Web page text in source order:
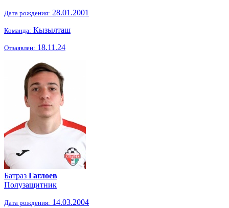
Дата рождения: 28.01.2001
Команда: Кызылташ
Отзаявлен: 18.11.24
Батраз Гаглоев
Полузащитник
Дата рождения: 14.03.2004